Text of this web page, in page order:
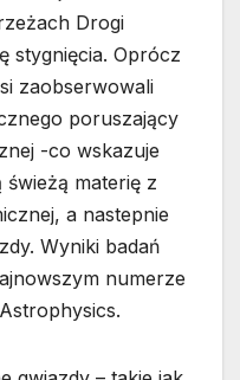
Drogi
stygnięcia. Oprócz
zaobserwowali
poruszający
-co wskazuje
materię z
a nastepnie
Wyniki badań
numerze